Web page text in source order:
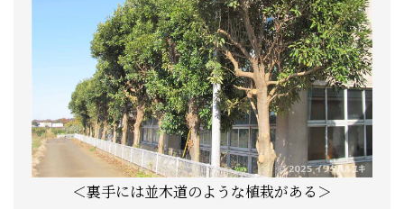
＜裏手には並木道のような植栽がある＞